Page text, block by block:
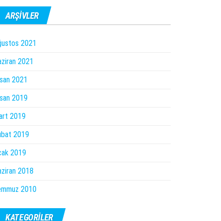
ARŞIVLER
2021
2021
2021
2019
2019
2019
2019
2018
2010
KATEGORILER